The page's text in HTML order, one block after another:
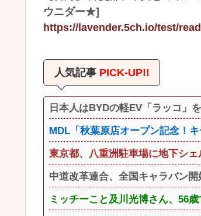
ウニダー★]
https://lavender.5ch.io/test/
人気記事PICK-UP!!
日本人はBYDの軽EV「ラッコ」
MDL「秋葉原店オープン記念！
東京都、八重洲駐車場に地下シ
中道改革連合、全国キャラバン
ミッチーこと及川光博さん、56